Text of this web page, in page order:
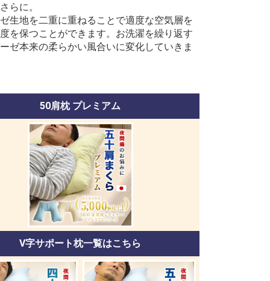
らに。
生地を二重に重ねることで適度な空気層を
を保つことができます。お洗濯を繰り返す
ゼ本来の柔らかい風合いに変化していきま
50肩枕 プレミアム
V字サポート枕一覧はこちら